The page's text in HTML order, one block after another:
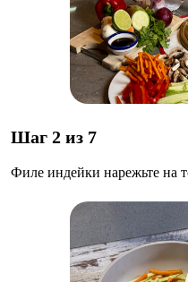
Шаг 2 из 7
Филе индейки нарежьте на